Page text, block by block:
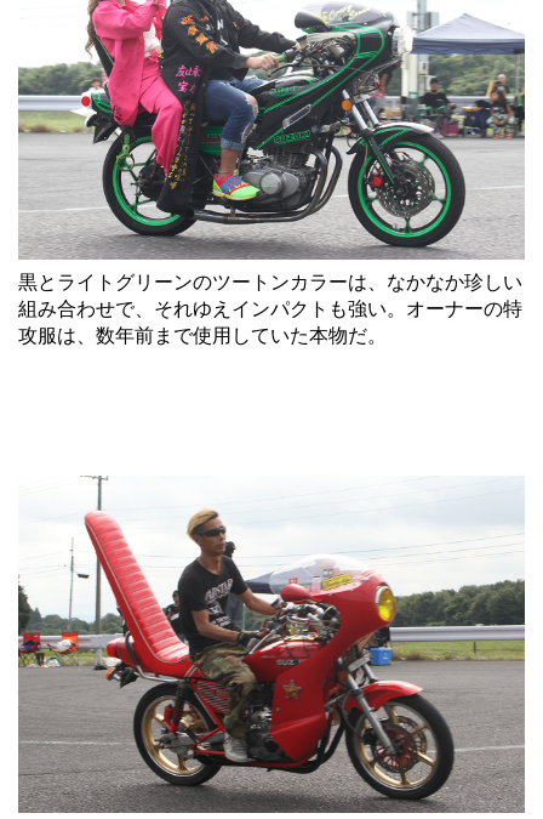
黒とライトグリーンのツートンカラーは、なかなか珍しい
組み合わせで、それゆえインパクトも強い。オーナーの特
攻服は、数年前まで使用していた本物だ。